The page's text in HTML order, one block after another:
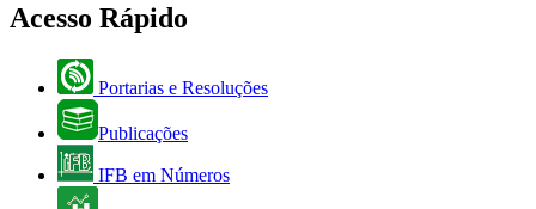
Acesso Rápido
Portarias e Resoluções
Publicações
IFB em Números